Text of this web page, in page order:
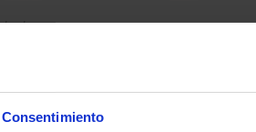
Consentimiento
Búsqueda Soporte: